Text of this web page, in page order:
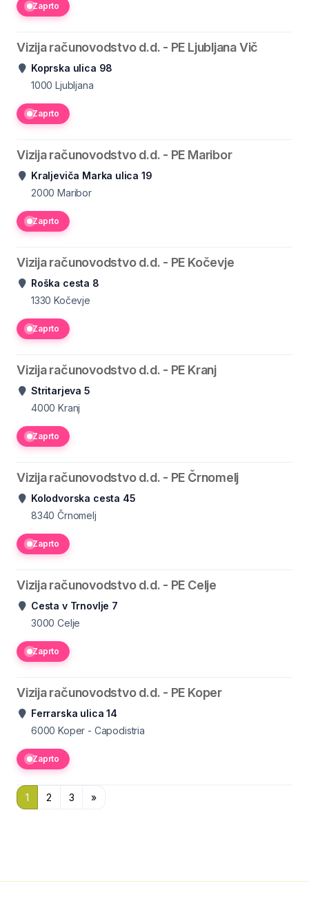
Zaprto
Vizija računovodstvo d.d. - PE Ljubljana Vič
Koprska ulica 98
1000 Ljubljana
Zaprto
Vizija računovodstvo d.d. - PE Maribor
Kraljeviča Marka ulica 19
2000 Maribor
Zaprto
Vizija računovodstvo d.d. - PE Kočevje
Roška cesta 8
1330 Kočevje
Zaprto
Vizija računovodstvo d.d. - PE Kranj
Stritarjeva 5
4000 Kranj
Zaprto
Vizija računovodstvo d.d. - PE Črnomelj
Kolodvorska cesta 45
8340 Črnomelj
Zaprto
Vizija računovodstvo d.d. - PE Celje
Cesta v Trnovlje 7
3000 Celje
Zaprto
Vizija računovodstvo d.d. - PE Koper
Ferrarska ulica 14
6000 Koper - Capodistria
Zaprto
1 2 3 »